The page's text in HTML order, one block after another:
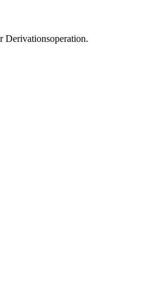
Derivationsoperation.